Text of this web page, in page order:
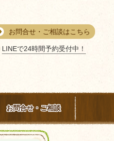
お問合せ・ご相談はこちら
LINEで24時間予約受付中！
お問合せ・ご相談